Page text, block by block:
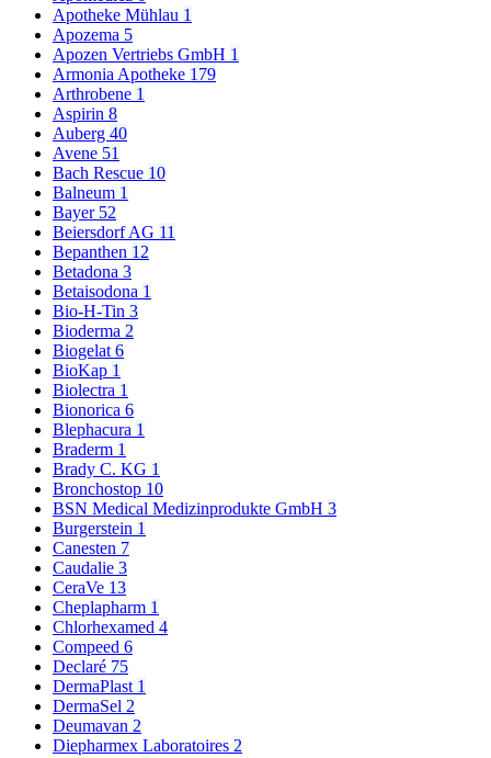
Apotheke Mühlau 1
Apozema 5
Apozen Vertriebs GmbH 1
Armonia Apotheke 179
Arthrobene 1
Aspirin 8
Auberg 40
Avene 51
Bach Rescue 10
Balneum 1
Bayer 52
Beiersdorf AG 11
Bepanthen 12
Betadona 3
Betaisodona 1
Bio-H-Tin 3
Bioderma 2
Biogelat 6
BioKap 1
Biolectra 1
Bionorica 6
Blephacura 1
Braderm 1
Brady C. KG 1
Bronchostop 10
BSN Medical Medizinprodukte GmbH 3
Burgerstein 1
Canesten 7
Caudalie 3
CeraVe 13
Cheplapharm 1
Chlorhexamed 4
Compeed 6
Declaré 75
DermaPlast 1
DermaSel 2
Deumavan 2
Diepharmex Laboratoires 2